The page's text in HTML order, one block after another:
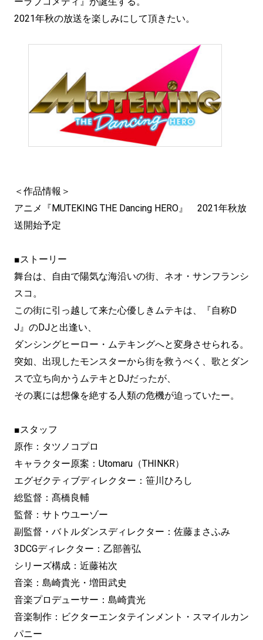
2021年秋の放送を楽しみにして頂きたい。
＜作品情報＞
アニメ『MUTEKING THE Dancing HERO』 2021年秋放
送開始予定
■ストーリー
舞台は、自由で陽気な海沿いの街、ネオ・サンフランシ
スコ。
この街に引っ越して来た心優しきムテキは、『自称D
J』のDJと出逢い、
ダンシングヒーロー・ムテキングへと変身させられる。
突如、出現したモンスターから街を救うべく、歌とダン
スで立ち向かうムテキとDJだったが、
その裏には想像を絶する人類の危機が迫っていたー。
■スタッフ
原作：タツノコプロ
キャラクター原案：Utomaru（THINKR）
エグゼクティブディレクター：笹川ひろし
総監督：髙橋良輔
監督：サトウユーゾー
副監督・バトルダンスディレクター：佐藤まさふみ
3DCGディレクター：乙部善弘
シリーズ構成：近藤祐次
音楽：島崎貴光・増田武史
音楽プロデューサー：島崎貴光
音楽制作：ビクターエンタテインメント・スマイルカン
パニー